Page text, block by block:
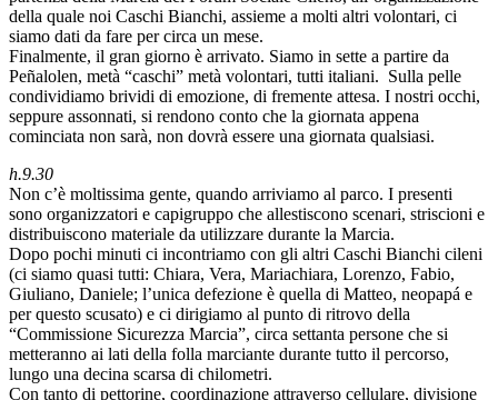
della quale noi Caschi Bianchi, assieme a molti altri volontari, ci
siamo dati da fare per circa un mese.
Finalmente, il gran giorno è arrivato. Siamo in sette a partire da
Peñalolen, metà “caschi” metà volontari, tutti italiani. Sulla pelle
condividiamo brividi di emozione, di fremente attesa. I nostri occhi,
seppure assonnati, si rendono conto che la giornata appena
cominciata non sarà, non dovrà essere una giornata qualsiasi.
h.9.30
Non c’è moltissima gente, quando arriviamo al parco. I presenti
sono organizzatori e capigruppo che allestiscono scenari, striscioni e
distribuiscono materiale da utilizzare durante la Marcia.
Dopo pochi minuti ci incontriamo con gli altri Caschi Bianchi cileni
(ci siamo quasi tutti: Chiara, Vera, Mariachiara, Lorenzo, Fabio,
Giuliano, Daniele; l’unica defezione è quella di Matteo, neopapá e
per questo scusato) e ci dirigiamo al punto di ritrovo della
“Commissione Sicurezza Marcia”, circa settanta persone che si
metteranno ai lati della folla marciante durante tutto il percorso,
lungo una decina scarsa di chilometri.
Con tanto di pettorine, coordinazione attraverso cellulare, divisione